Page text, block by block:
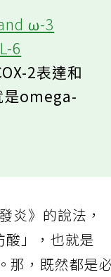
ω-3
6
2表達和
omega-
炎》的說法，
酸」，也就是